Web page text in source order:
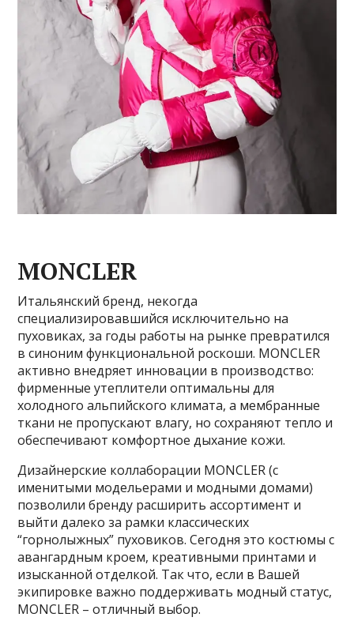
MONCLER
Итальянский бренд, некогда
специализировавшийся исключительно на
пуховиках, за годы работы на рынке превратился
в синоним функциональной роскоши. MONCLER
активно внедряет инновации в производство:
фирменные утеплители оптимальны для
холодного альпийского климата, а мембранные
ткани не пропускают влагу, но сохраняют тепло и
обеспечивают комфортное дыхание кожи.
Дизайнерские коллаборации MONCLER (с
именитыми модельерами и модными домами)
позволили бренду расширить ассортимент и
выйти далеко за рамки классических
“горнолыжных” пуховиков. Сегодня это костюмы с
авангардным кроем, креативными принтами и
изысканной отделкой. Так что, если в Вашей
экипировке важно поддерживать модный статус,
MONCLER – отличный выбор.